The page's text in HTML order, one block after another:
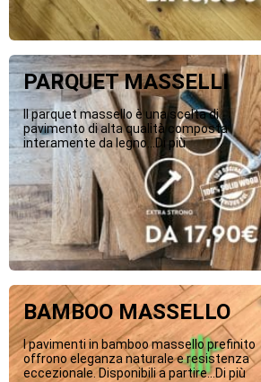
PARQUET MASSELLI
Il parquet massello è una scelta di
pavimento di alta qualità composta
interamente da legno...Di più
BAMBOO MASSELLO
I pavimenti in bamboo massello prefinito
offrono eleganza naturale e resistenza
eccezionale. Disponibili a partire...Di più